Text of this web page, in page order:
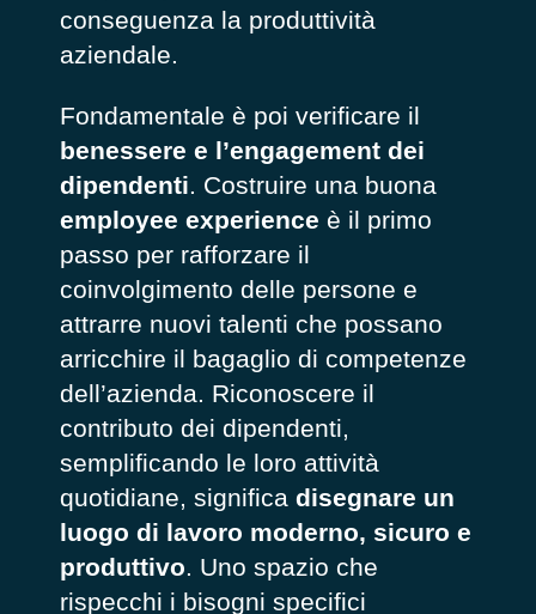
conseguenza la produttività
aziendale.
Fondamentale è poi verificare il
benessere e l’engagement dei
dipendenti. Costruire una buona
employee experience è il primo
passo per rafforzare il
coinvolgimento delle persone e
attrarre nuovi talenti che possano
arricchire il bagaglio di competenze
dell’azienda. Riconoscere il
contributo dei dipendenti,
semplificando le loro attività
quotidiane, significa disegnare un
luogo di lavoro moderno, sicuro e
produttivo. Uno spazio che
rispecchi i bisogni specifici